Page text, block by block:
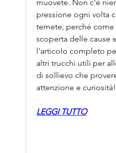
muovete. Non c'è
pressione ogni volta
temete, perché
scoperta delle cause
l'articolo completo
altri trucchi utili per
di sollievo che
attenzione e curiosità!
LEGGI TUTTO